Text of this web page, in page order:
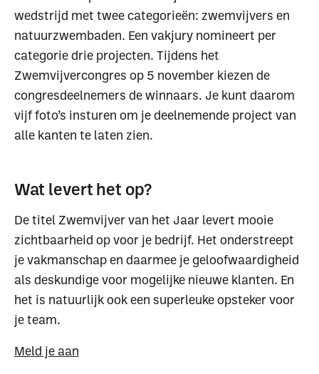
wedstrijd met twee categorieën: zwemvijvers en
natuurzwembaden. Een vakjury nomineert per
categorie drie projecten. Tijdens het
Zwemvijvercongres op 5 november kiezen de
congresdeelnemers de winnaars.⁠ Je kunt daarom
vijf foto’s insturen om je deelnemende project van
alle kanten te laten zien.⁠
Wat levert het op?
De titel Zwemvijver van het Jaar levert mooie
zichtbaarheid op voor je bedrijf. Het onderstreept
je vakmanschap en daarmee je geloofwaardigheid
als deskundige voor mogelijke nieuwe klanten. En
het is natuurlijk ook een superleuke opsteker voor
je team.⁠
Meld je aan